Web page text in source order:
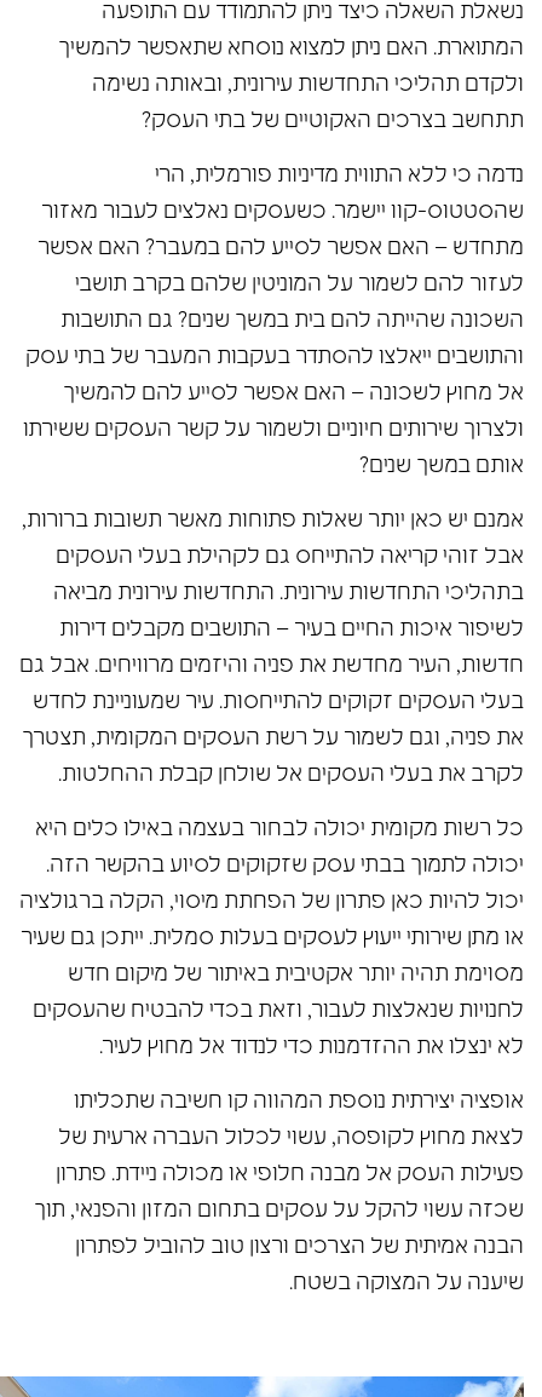
נשאלת השאלה כיצד ניתן להתמודד עם התופעה
המתוארת. האם ניתן למצוא נוסחא שתאפשר להמשיך
ולקדם תהליכי התחדשות עירונית, ובאותה נשימה
תתחשב בצרכים האקוטיים של בתי העסק?
נדמה כי ללא התווית מדיניות פורמלית, הרי
שהסטטוס-קוו יישמר. כשעסקים נאלצים לעבור מאזור
מתחדש – האם אפשר לסייע להם במעבר? האם אפשר
לעזור להם לשמור על המוניטין שלהם בקרב תושבי
השכונה שהייתה להם בית במשך שנים? גם התושבות
והתושבים ייאלצו להסתדר בעקבות המעבר של בתי עסק
אל מחוץ לשכונה – האם אפשר לסייע להם להמשיך
ולצרוך שירותים חיוניים ולשמור על קשר העסקים ששירתו
אותם במשך שנים?
אמנם יש כאן יותר שאלות פתוחות מאשר תשובות ברורות,
אבל זוהי קריאה להתייחס גם לקהילת בעלי העסקים
בתהליכי התחדשות עירונית. התחדשות עירונית מביאה
לשיפור איכות החיים בעיר – התושבים מקבלים דירות
חדשות, העיר מחדשת את פניה והיזמים מרוויחים. אבל גם
בעלי העסקים זקוקים להתייחסות. עיר שמעוניינת לחדש
את פניה, וגם לשמור על רשת העסקים המקומית, תצטרך
לקרב את בעלי העסקים אל שולחן קבלת ההחלטות.
כל רשות מקומית יכולה לבחור בעצמה באילו כלים היא
יכולה לתמוך בבתי עסק שזקוקים לסיוע בהקשר הזה.
יכול להיות כאן פתרון של הפחתת מיסוי, הקלה ברגולציה
או מתן שירותי ייעוץ לעסקים בעלות סמלית. ייתכן גם שעיר
מסוימת תהיה יותר אקטיבית באיתור של מיקום חדש
לחנויות שנאלצות לעבור, וזאת בכדי להבטיח שהעסקים
לא ינצלו את ההזדמנות כדי לנדוד אל מחוץ לעיר.
אופציה יצירתית נוספת המהווה קו חשיבה שתכליתו
לצאת מחוץ לקופסה, עשוי לכלול העברה ארעית של
פעילות העסק אל מבנה חלופי או מכולה ניידת. פתרון
שכזה עשוי להקל על עסקים בתחום המזון והפנאי, תוך
הבנה אמיתית של הצרכים ורצון טוב להוביל לפתרון
שיענה על המצוקה בשטח.